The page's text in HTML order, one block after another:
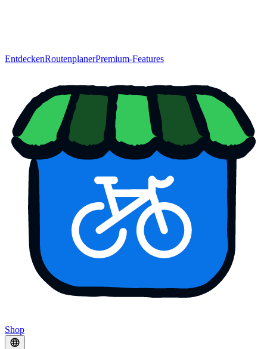
EntdeckenRoutenplanerPremium-Features
Shop